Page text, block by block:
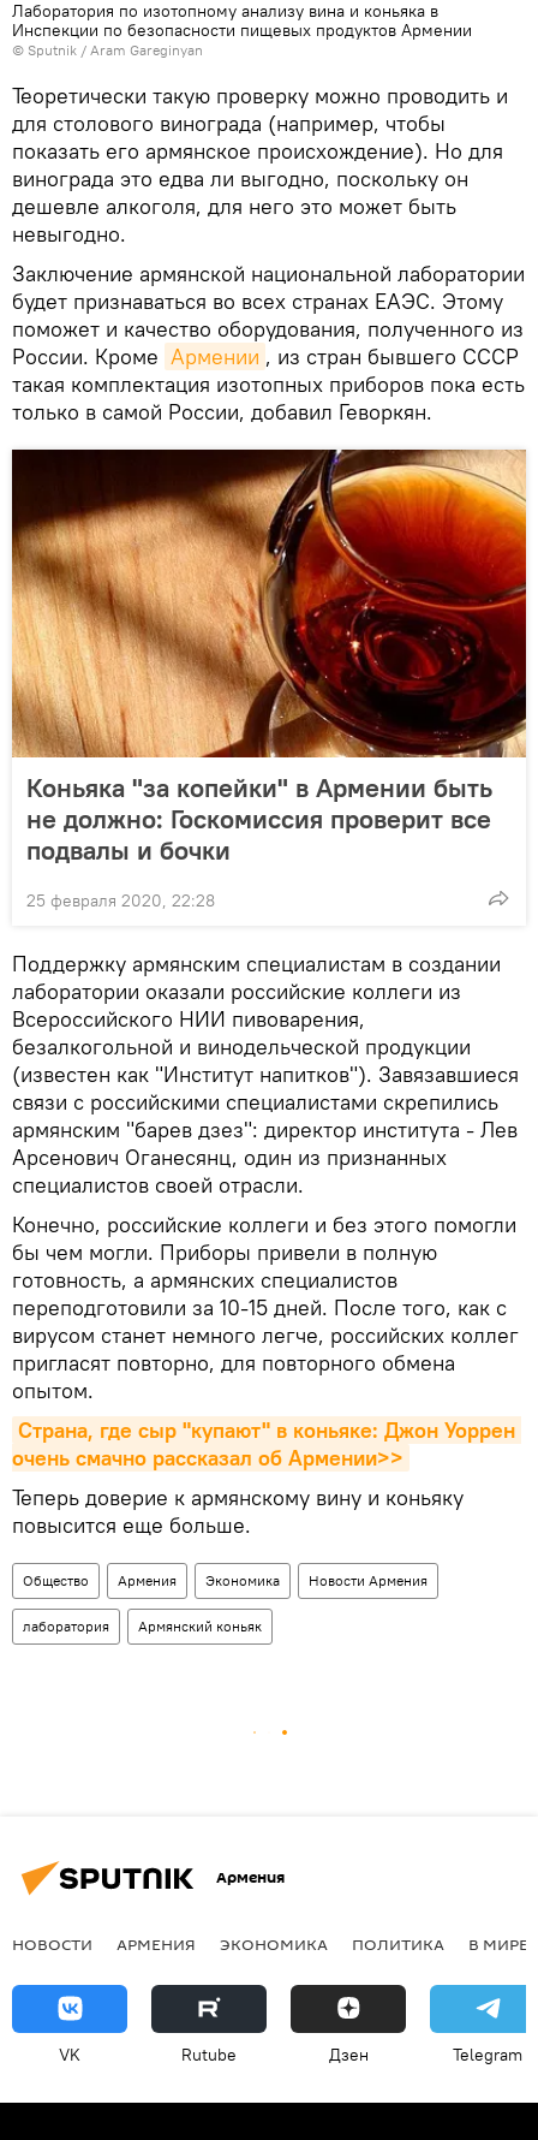
Лаборатория по изотопному анализу вина и коньяка в
Инспекции по безопасности пищевых продуктов Армении
© Sputnik / Aram Gareginyan
Теоретически такую проверку можно проводить и
для столового винограда (например, чтобы
показать его армянское происхождение). Но для
винограда это едва ли выгодно, поскольку он
дешевле алкоголя, для него это может быть
невыгодно.
Заключение армянской национальной лаборатории
будет признаваться во всех странах ЕАЭС. Этому
поможет и качество оборудования, полученного из
России. Кроме Армении , из стран бывшего СССР
такая комплектация изотопных приборов пока есть
только в самой России, добавил Геворкян.
Коньяка "за копейки" в Армении быть
не должно: Госкомиссия проверит все
подвалы и бочки
25 февраля 2020, 22:28
Поддержку армянским специалистам в создании
лаборатории оказали российские коллеги из
Всероссийского НИИ пивоварения,
безалкогольной и винодельческой продукции
(известен как "Институт напитков"). Завязавшиеся
связи с российскими специалистами скрепились
армянским "барев дзез": директор института - Лев
Арсенович Оганесянц, один из признанных
специалистов своей отрасли.
Конечно, российские коллеги и без этого помогли
бы чем могли. Приборы привели в полную
готовность, а армянских специалистов
переподготовили за 10-15 дней. После того, как с
вирусом станет немного легче, российских коллег
пригласят повторно, для повторного обмена
опытом.
Страна, где сыр "купают" в коньяке: Джон Уоррен
очень смачно рассказал об Армении>>
Теперь доверие к армянскому вину и коньяку
повысится еще больше.
Общество Армения Экономика Новости Армения
лаборатория Армянский коньяк
Армения
НОВОСТИ АРМЕНИЯ ЭКОНОМИКА ПОЛИТИКА В МИРЕ
VK Rutube Дзен Telegram